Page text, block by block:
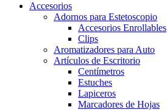
Accesorios
Adornos para Estetoscopio
Accesorios Enrollables
Clips
Aromatizadores para Auto
Artículos de Escritorio
Centímetros
Estuches
Lapiceros
Marcadores de Hojas